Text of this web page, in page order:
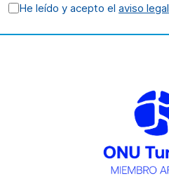
He leído y acepto elaviso legal